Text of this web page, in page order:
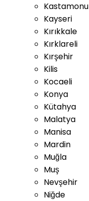
Kastamonu
Kayseri
Kırıkkale
Kırklareli
Kırşehir
Kilis
Kocaeli
Konya
Kütahya
Malatya
Manisa
Mardin
Muğla
Muş
Nevşehir
Niğde